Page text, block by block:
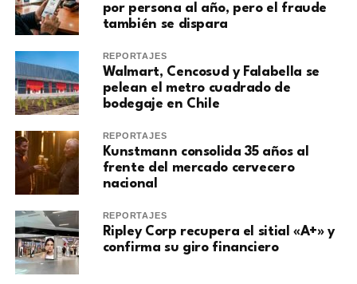
por persona al año, pero el fraude
también se dispara
REPORTAJES
Walmart, Cencosud y Falabella se
pelean el metro cuadrado de
bodegaje en Chile
REPORTAJES
Kunstmann consolida 35 años al
frente del mercado cervecero
nacional
REPORTAJES
Ripley Corp recupera el sitial «A+» y
confirma su giro financiero